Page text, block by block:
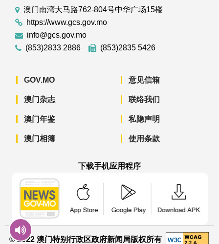
澳门南湾大马路762-804号中华广场15楼
https://www.gcs.gov.mo
info@gcs.gov.mo
(853)2833 2886
(853)2835 5426
GOV.MO
澳门杂志
澳门年鉴
澳门相簿
意见信箱
联络我们
私隐声明
使用条款
下载手机应用程序
© 2022 澳门特别行政区政府新闻局版权所有